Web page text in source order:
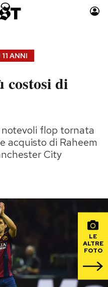
Moda
Storie/Idee
Ok Boomer!
Media
11 ANNI
costosi di
flop tornata
acquisto di Raheem
City
LE
ALTRE
FOTO